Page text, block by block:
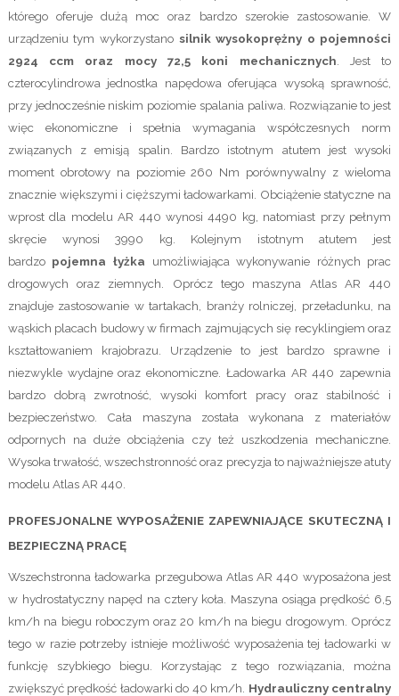
którego oferuje dużą moc oraz bardzo szerokie zastosowanie. W
urządzeniu tym wykorzystano silnik wysokoprężny o pojemności
2924 ccm oraz mocy 72,5 koni mechanicznych. Jest to
czterocylindrowa jednostka napędowa oferująca wysoką sprawność,
przy jednocześnie niskim poziomie spalania paliwa. Rozwiązanie to jest
więc ekonomiczne i spełnia wymagania współczesnych norm
związanych z emisją spalin. Bardzo istotnym atutem jest wysoki
moment obrotowy na poziomie 260 Nm porównywalny z wieloma
znacznie większymi i cięższymi ładowarkami. Obciążenie statyczne na
wprost dla modelu AR 440 wynosi 4490 kg, natomiast przy pełnym
skręcie wynosi 3990 kg. Kolejnym istotnym atutem jest
bardzo pojemna łyżka umożliwiająca wykonywanie różnych prac
drogowych oraz ziemnych. Oprócz tego maszyna Atlas AR 440
znajduje zastosowanie w tartakach, branży rolniczej, przeładunku, na
wąskich placach budowy w firmach zajmujących się recyklingiem oraz
kształtowaniem krajobrazu. Urządzenie to jest bardzo sprawne i
niezwykle wydajne oraz ekonomiczne. Ładowarka AR 440 zapewnia
bardzo dobrą zwrotność, wysoki komfort pracy oraz stabilność i
bezpieczeństwo. Cała maszyna została wykonana z materiałów
odpornych na duże obciążenia czy też uszkodzenia mechaniczne.
Wysoka trwałość, wszechstronność oraz precyzja to najważniejsze atuty
modelu Atlas AR 440.
PROFESJONALNE WYPOSAŻENIE ZAPEWNIAJĄCE SKUTECZNĄ I
BEZPIECZNĄ PRACĘ
Wszechstronna ładowarka przegubowa Atlas AR 440 wyposażona jest
w hydrostatyczny napęd na cztery koła. Maszyna osiąga prędkość 6,5
km/h na biegu roboczym oraz 20 km/h na biegu drogowym. Oprócz
tego w razie potrzeby istnieje możliwość wyposażenia tej ładowarki w
funkcję szybkiego biegu. Korzystając z tego rozwiązania, można
zwiększyć prędkość ładowarki do 40 km/h. Hydrauliczny centralny